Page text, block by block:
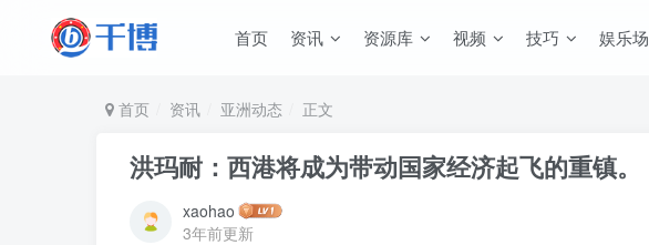
首页 资讯 资源库 视频 技巧 娱乐场
首页 资讯 亚洲动态 正文
洪玛耐：西港将成为带动国家经济起飞的重镇。
xaohao
3年前更新